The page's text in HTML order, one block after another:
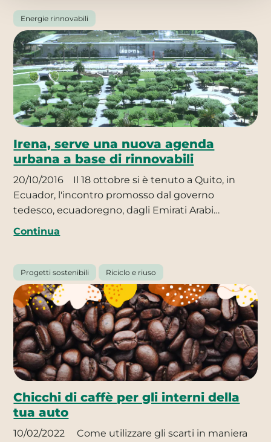
Energie rinnovabili
Irena, serve una nuova agenda
urbana a base di rinnovabili
20/10/2016
Il 18 ottobre si è tenuto a Quito, in
Ecuador, l'incontro promosso dal governo
tedesco, ecuadoregno, dagli Emirati Arabi…
Continua
Progetti sostenibili Riciclo e riuso
Chicchi di caffè per gli interni della
tua auto
10/02/2022
Come utilizzare gli scarti in maniera